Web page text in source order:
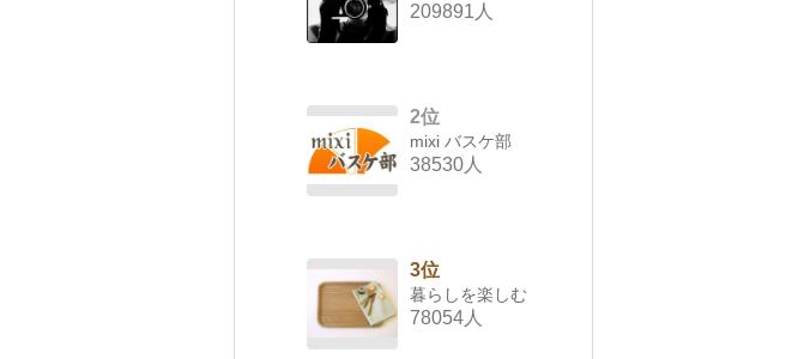
209891人
2位
mixi バスケ部
38530人
3位
暮らしを楽しむ
78054人